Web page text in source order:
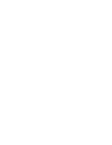
戏！面对真真假假